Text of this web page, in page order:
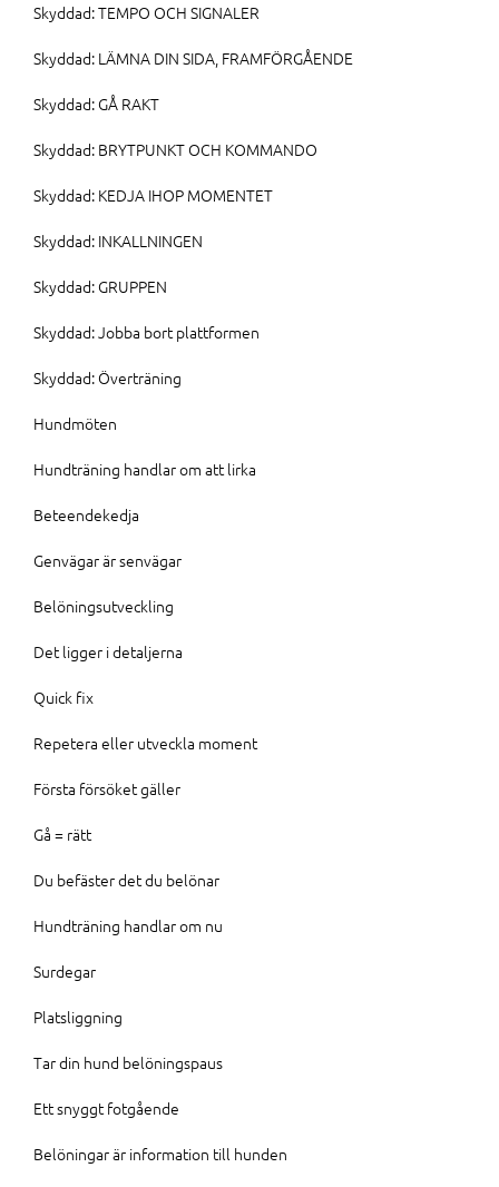
Skyddad: TEMPO OCH SIGNALER
Skyddad: LÄMNA DIN SIDA, FRAMFÖRGÅENDE
Skyddad: GÅ RAKT
Skyddad: BRYTPUNKT OCH KOMMANDO
Skyddad: KEDJA IHOP MOMENTET
Skyddad: INKALLNINGEN
Skyddad: GRUPPEN
Skyddad: Jobba bort plattformen
Skyddad: Överträning
Hundmöten
Hundträning handlar om att lirka
Beteendekedja
Genvägar är senvägar
Belöningsutveckling
Det ligger i detaljerna
Quick fix
Repetera eller utveckla moment
Första försöket gäller
Gå = rätt
Du befäster det du belönar
Hundträning handlar om nu
Surdegar
Platsliggning
Tar din hund belöningspaus
Ett snyggt fotgående
Belöningar är information till hunden